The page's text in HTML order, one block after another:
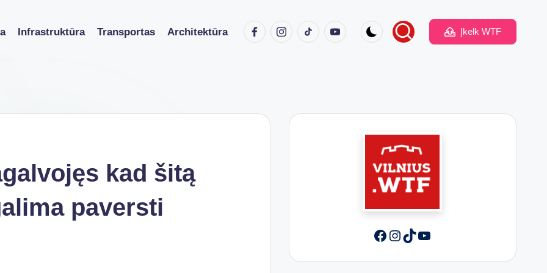
Infrastruktūra Transportas Architektūra FacebookInstagram
TikTokYoutube Įkelk WTF
kad šitą
paversti
Facebook
Instagram
TikTokYouTube